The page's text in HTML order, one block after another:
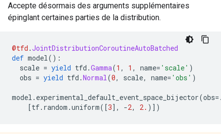
Accepte désormais des arguments supplémentaires
épinglant certaines parties de la distribution.
@tfd .JointDistributionCoroutineAutoBatched
def model ():
scale = yield tfd .Gamma(1 , 1 , name= 'scale' )
obs = yield tfd .Normal (0, scale, name= 'obs' )
model . experimental_default_event_space_bijector(obs
[tf. random .uniform([3], -2, 2. )])